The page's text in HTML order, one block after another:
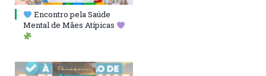
Encontro pela Saúde
Mental de Mães Atípicas